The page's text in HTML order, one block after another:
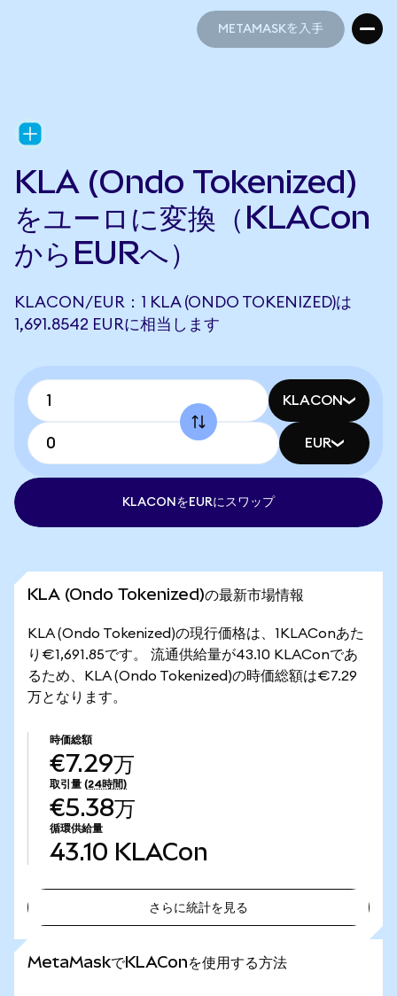
METAMASKを入手
KLA (Ondo Tokenized)
をユーロに変換（KLACon
からEURへ）
KLACON/EUR：1 KLA (ONDO TOKENIZED)は
1,691.8542 EURに相当します
KLACON
EUR
KLACONをEURにスワップ
KLA (Ondo Tokenized)の最新市場情報
KLA (Ondo Tokenized)の現行価格は、1KLAConあた
り€1,691.85です。 流通供給量が43.10 KLAConであ
るため、KLA (Ondo Tokenized)の時価総額は€7.29
万となります。
時価総額
€7.29万
取引量 (24時間)
€5.38万
循環供給量
43.10 KLACon
さらに統計を見る
MetaMaskでKLAConを使用する方法